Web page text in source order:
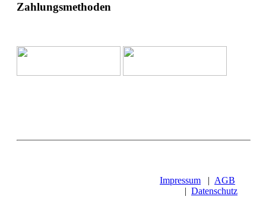
Zahlungsmethoden
Impressum | AGB
| Datenschutz